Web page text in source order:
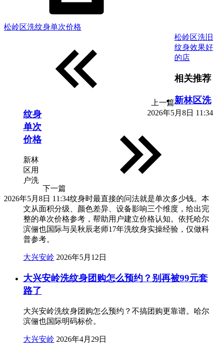
松岭区洗纹身单次价格
上一篇
2026年5月8日 11:34
松岭区洗旧
纹身效果好
的店
下一篇
2026年5月8日 11:34
相关推荐
新林区洗
纹身
单次
价格
新林
区用
户洗
纹身时最直接的问法就是单次多少钱。本
文从面积分级、颜色差异、设备影响三个维度，给出完
整的单次价格参考，帮助用户建立价格认知。依托哈尔
滨俪也国际与吴秋辰老师17年洗纹身实操经验，仅做科
普参考。
大兴安岭 2026年5月12日
大兴安岭洗纹身团购怎么预约？别再被99元套
路了
大兴安岭洗纹身团购怎么预约？不搞团购更靠谱。哈尔
滨俪也国际明码标价。
大兴安岭 2026年4月29日